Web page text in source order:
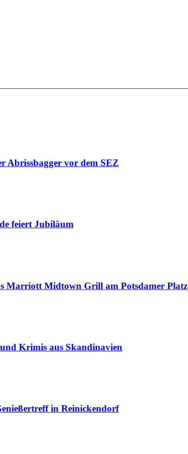
Abrissbagger vor dem SEZ
feiert Jubiläum
Marriott Midtown Grill am Potsdamer Platz
Krimis aus Skandinavien
in Reinickendorf